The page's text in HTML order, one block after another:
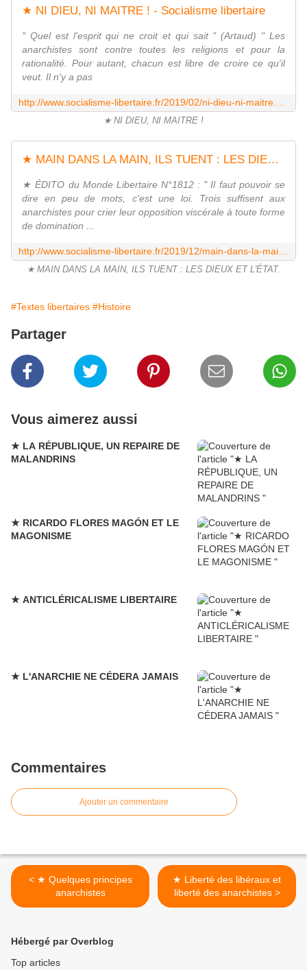
★ NI DIEU, NI MAITRE ! - Socialisme libertaire
" Quel est l'esprit qui ne croit et qui sait " (Artaud) " Les
anarchistes sont contre toutes les religions et pour la
rationalité. Pour autant, chacun est libre de croire ce qu'il
veut. Il n'y a pas
★ NI DIEU, NI MAITRE !
★ MAIN DANS LA MAIN, ILS TUENT : LES DIEUX ET L'ÉTAT - Socialisme libertaire
★ ÉDITO du Monde Libertaire N°1812 : " Il faut pouvoir se
dire en peu de mots, c'est une loi. Trois suffisent aux
anarchistes pour crier leur opposition viscérale à toute forme
de domination ...
★ MAIN DANS LA MAIN, ILS TUENT : LES DIEUX ET L'ÉTAT.
#Textes libertaires #Histoire
Partager
Vous aimerez aussi
★ LA RÉPUBLIQUE, UN REPAIRE DE
MALANDRINS
★ RICARDO FLORES MAGÓN ET LE
MAGONISME
★ ANTICLÉRICALISME LIBERTAIRE
★ L'ANARCHIE NE CÉDERA JAMAIS
Commentaires
Ajouter un commentaire
< ★ Quelques principes
anarchistes
★ Liberté des libéraux et
liberté des anarchistes >
Hébergé par Overblog
Top articles